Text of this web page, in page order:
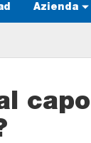
Azienda